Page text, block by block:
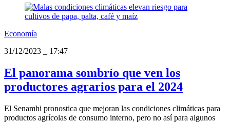
Economía
31/12/2023
17:47
El panorama sombrío que ven los
productores agrarios para el 2024
El Senamhi pronostica que mejoran las condiciones climáticas para
productos agrícolas de consumo interno, pero no así para algunos